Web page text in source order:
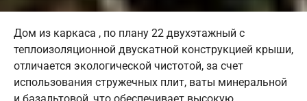
Дом из каркаса , по плану 22 двухэтажный с
теплоизоляционной двускатной конструкцией крыши,
отличается экологической чистотой, за счет
использования стружечных плит, ваты минеральной